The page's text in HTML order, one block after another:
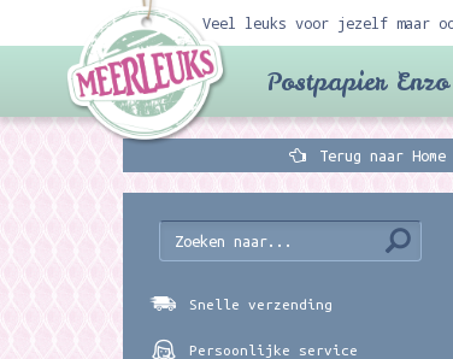
Veel leuks voor jezelf maar
Postpapier Enzo
Terug naar Home
Snelle verzending
Persoonlijke service